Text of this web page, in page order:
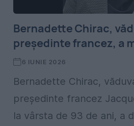
Bernadette Chirac,
președinte francez, a
6 IUNIE 2026
Bernadette Chirac,
președinte francez
la vârsta de 93 de ani, a